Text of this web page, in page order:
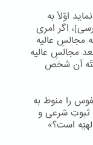
اوّلاً به
اگر امری
مجالسِ عالیه
مجالسِ عالیه
آن شخص
را منوط به
ثبوتِ شرعی و
است؟»